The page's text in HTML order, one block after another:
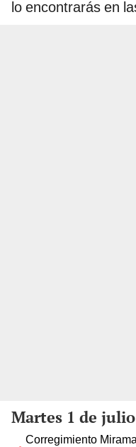
lo encontrarás en
Martes 1 de julio
Corregimiento